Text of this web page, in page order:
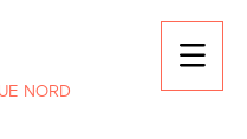
NORD